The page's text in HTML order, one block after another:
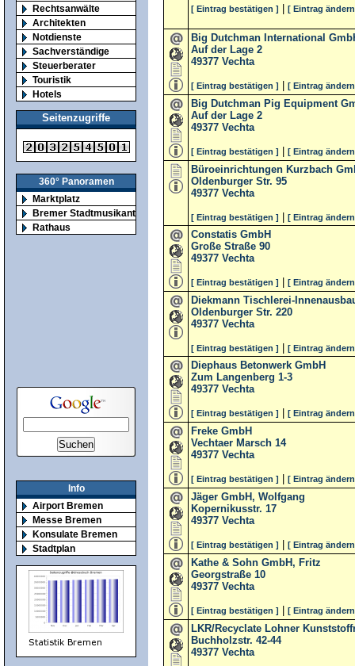
Rechtsanwälte
Architekten
Notdienste
Sachverständige
Steuerberater
Touristik
Hotels
Seitenzugriffe
360° Panoramen
Marktplatz
Bremer Stadtmusikanten
Rathaus
Info
Airport Bremen
Messe Bremen
Konsulate Bremen
Stadtplan
[ Eintrag bestätigen ] [ Eintrag
Big Dutchman International
Auf der Lage 2
49377 Vechta
[ Eintrag bestätigen ] [ Eintrag
Big Dutchman Pig Equipment
Auf der Lage 2
49377 Vechta
[ Eintrag bestätigen ] [ Eintrag
Büroeinrichtungen Kurzbach
Oldenburger Str. 95
49377 Vechta
[ Eintrag bestätigen ] [ Eintrag
Constatis GmbH
Große Straße 90
49377 Vechta
[ Eintrag bestätigen ] [ Eintrag
Diekmann Tischlerei-
Oldenburger Str. 220
49377 Vechta
[ Eintrag bestätigen ] [ Eintrag
Diephaus Betonwerk GmbH
Zum Langenberg 1-3
49377 Vechta
[ Eintrag bestätigen ] [ Eintrag
Freke GmbH
Vechtaer Marsch 14
49377 Vechta
[ Eintrag bestätigen ] [ Eintrag
Jäger GmbH, Wolfgang
Kopernikusstr. 17
49377 Vechta
[ Eintrag bestätigen ] [ Eintrag
Kathe & Sohn GmbH, Fritz
Georgstraße 10
49377 Vechta
[ Eintrag bestätigen ] [ Eintrag
LKR/Recyclate Lohner
Buchholzstr. 42-44
49377 Vechta